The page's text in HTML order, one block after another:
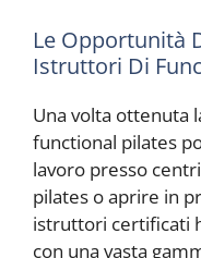
Le Opportunità
Istruttori Di
Una volta ottenuta
functional pilates
lavoro presso
pilates o aprire in
istruttori certificati
con una vasta